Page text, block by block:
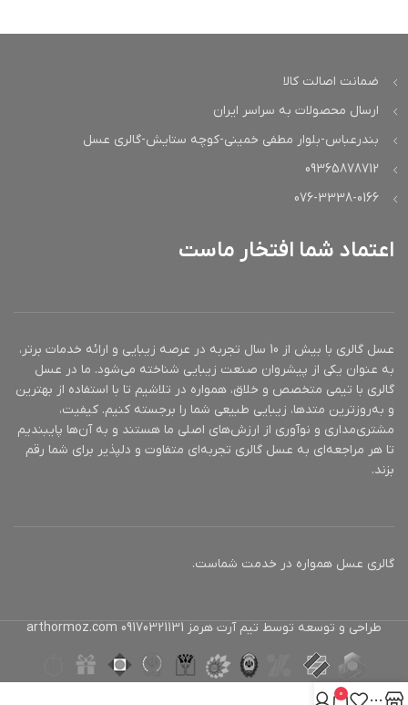
ضمانت اصالت کالا
ارسال محصولات به سراسر ایران
بندرعباس-بلوار مطفی خمینی-کوچه ستایش-گالری عسل
09365878712
076-3338-0166
اعتماد شما افتخار ماست
عسل گالری با بیش از 10 سال تجربه در عرصه زیبایی و ارائه خدمات برتر،
به عنوان یکی از پیشروان صنعت زیبایی شناخته می‌شود. ما در عسل
گالری با تیمی متخصص و خلاق، همواره در تلاشیم تا با استفاده از بهترین
و به‌روزترین متدها، زیبایی طبیعی شما را برجسته کنیم. کیفیت،
مشتری‌مداری و نوآوری از ارزش‌های اصلی ما هستند و به آن‌ها پایبندیم
تا هر مراجعه‌ای به عسل گالری تجربه‌ای متفاوت و دلپذیر برای شما رقم
بزند.
گالری عسل همواره در خدمت شماست.
طراحی و توسعه توسط تیم آرت هرمز 09170321131 arthormoz.com
0